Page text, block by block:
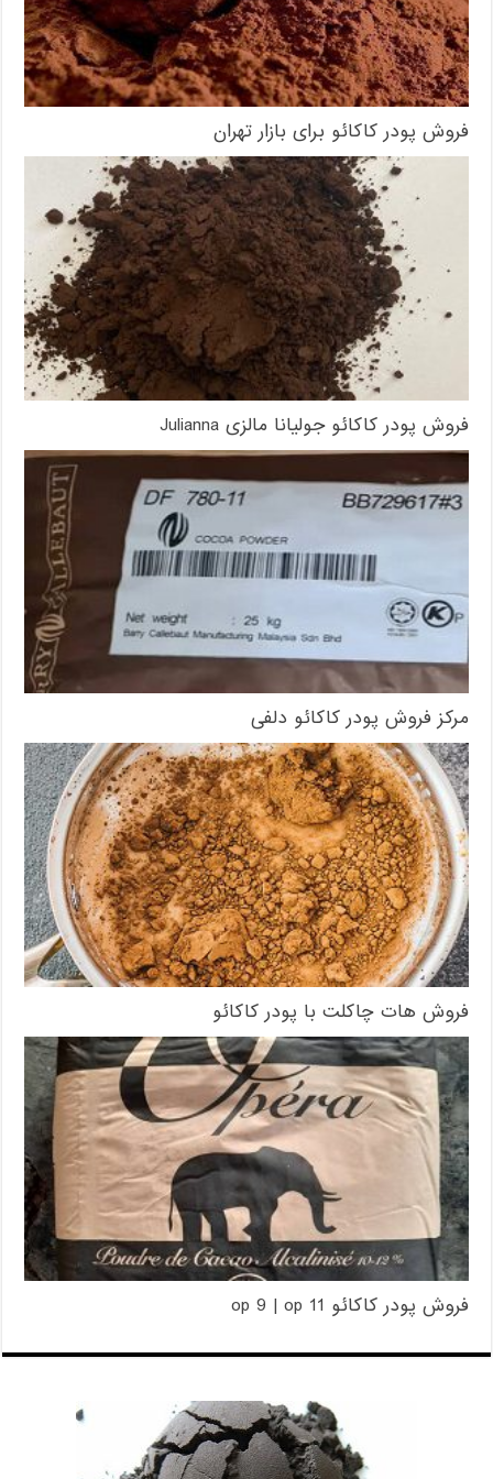
فروش پودر کاکائو برای بازار تهران
فروش پودر کاکائو جولیانا مالزی Julianna
مرکز فروش پودر کاکائو دلفی
فروش هات چاکلت با پودر کاکائو
فروش پودر کاکائو op 9 | op 11